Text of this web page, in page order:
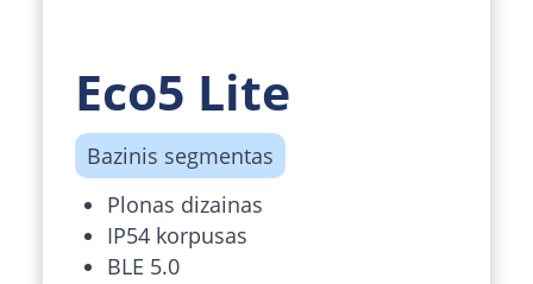
Eco5 Lite
Bazinis segmentas
Plonas dizainas
IP54 korpusas
BLE 5.0